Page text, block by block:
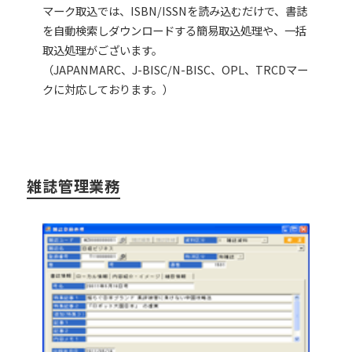
マーク取込では、ISBN/ISSNを読み込むだけで、書誌
を自動検索しダウンロードする簡易取込処理や、一括
取込処理がございます。
（JAPANMARC、J-BISC/N-BISC、OPL、TRCDマー
クに対応しております。）
雑誌管理業務